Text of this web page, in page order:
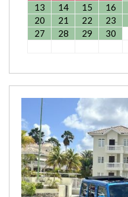
13
14 15 16
20
21 22 23
27
28 29 30